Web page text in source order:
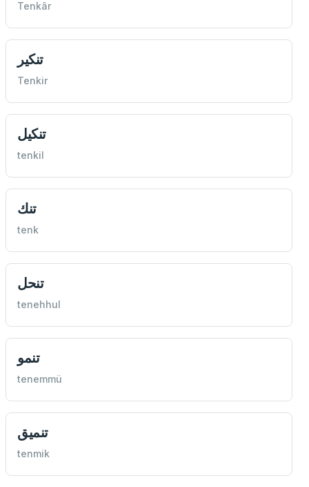
Tenkâr
تنكیر
Tenkir
تنكيل
tenkil
تنك
tenk
تنحل
tenehhul
تنمو
tenemmü
تنميق
tenmik